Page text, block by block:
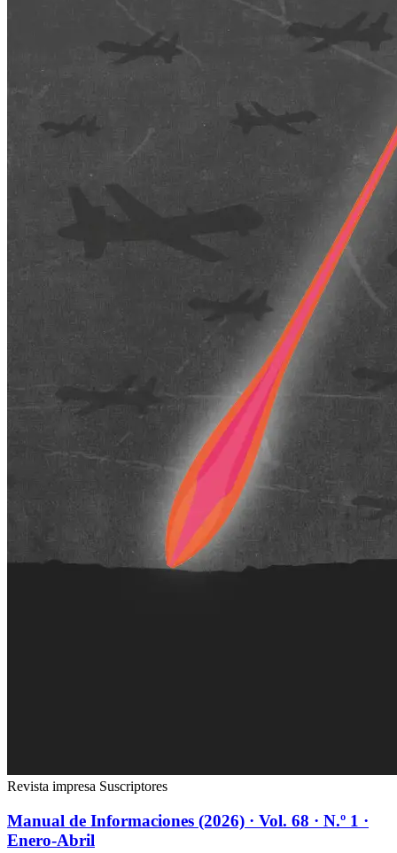
Revista impresa Suscriptores
Manual de Informaciones (2026) · Vol. 68 · N.º 1 ·
Enero-Abril